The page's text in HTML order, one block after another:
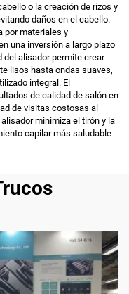
o la creación de rizos y
daños en el cabello.
por materiales y
una inversión a largo plazo
del alisador permite crear
lisos hasta ondas suaves,
integral. El
de calidad de salón en
de visitas costosas al
minimiza el tirón y la
capilar más saludable